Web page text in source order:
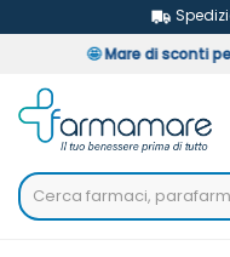
Mare di sconti per